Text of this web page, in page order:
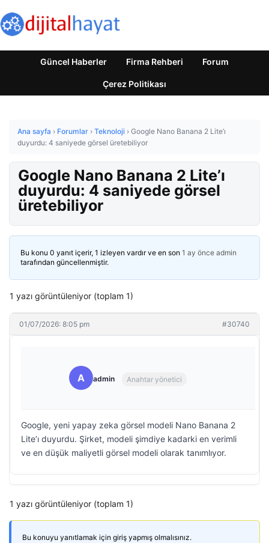
Güncel Haberler Firma Rehberi Forum
Çerez Politikası
Ana sayfa › Forumlar › Teknoloji › Google Nano Banana 2 Lite’ı
duyurdu: 4 saniyede görsel üretebiliyor
Google Nano Banana 2 Lite’ı
duyurdu: 4 saniyede görsel
üretebiliyor
Bu konu 0 yanıt içerir, 1 izleyen vardır ve en son 1 ay önce admin
tarafından güncellenmiştir.
1 yazı görüntüleniyor (toplam 1)
01/07/2026: 8:05 pm #30740
A admin Anahtar yönetici
Google, yeni yapay zeka görsel modeli Nano Banana 2
Lite’ı duyurdu. Şirket, modeli şimdiye kadarki en verimli
ve en düşük maliyetli görsel modeli olarak tanımlıyor.
1 yazı görüntüleniyor (toplam 1)
Bu konuyu yanıtlamak için giriş yapmış olmalısınız.